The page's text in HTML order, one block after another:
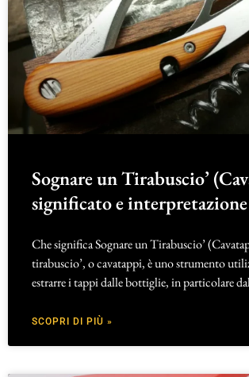
Sognare un Tirabuscio’
significato e interpretazione
Che significa Sognare un Tirabuscio’
tirabuscio’, o cavatappi, è uno strumento
estrarre i tappi dalle bottiglie, in particolare
SCOPRI DI PIÙ »